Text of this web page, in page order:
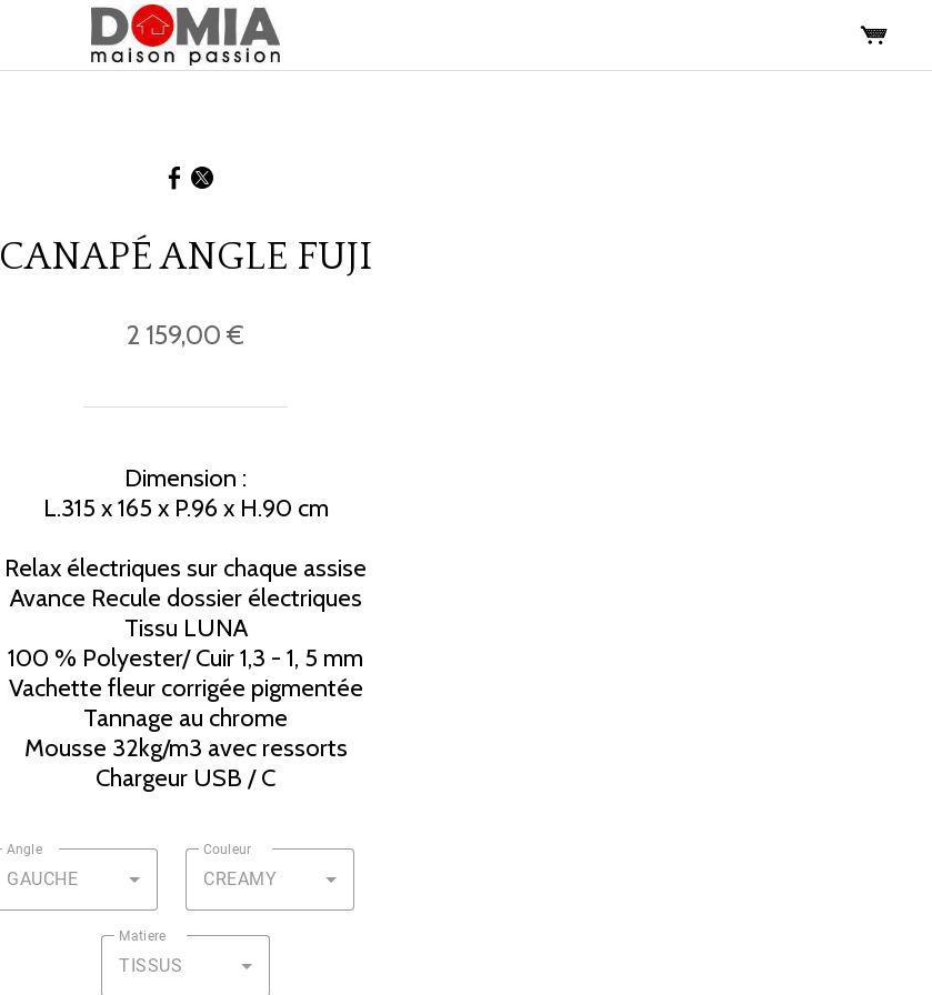
CANAPÉ ANGLE FUJI
2 159,00 €
Dimension :
L.315 x 165 x P.96 x H.90 cm
Relax électriques sur chaque assise
Avance Recule dossier électriques
Tissu LUNA
100 % Polyester/ Cuir 1,3 - 1, 5 mm
Vachette fleur corrigée pigmentée
Tannage au chrome
Mousse 32kg/m3 avec ressorts
Chargeur USB / C
Angle
GAUCHE
Couleur
CREAMY
Matiere
TISSUS